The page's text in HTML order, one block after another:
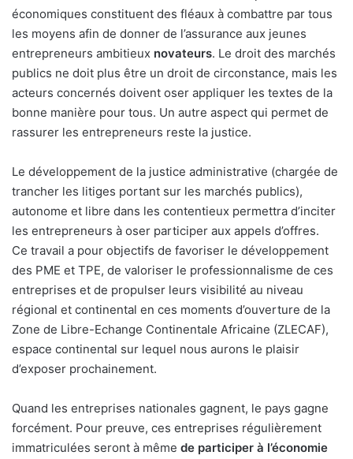
économiques constituent des fléaux à combattre par tous
les moyens afin de donner de l’assurance aux jeunes
entrepreneurs ambitieux novateurs. Le droit des marchés
publics ne doit plus être un droit de circonstance, mais les
acteurs concernés doivent oser appliquer les textes de la
bonne manière pour tous. Un autre aspect qui permet de
rassurer les entrepreneurs reste la justice.
Le développement de la justice administrative (chargée de
trancher les litiges portant sur les marchés publics),
autonome et libre dans les contentieux permettra d’inciter
les entrepreneurs à oser participer aux appels d’offres.
Ce travail a pour objectifs de favoriser le développement
des PME et TPE, de valoriser le professionnalisme de ces
entreprises et de propulser leurs visibilité au niveau
régional et continental en ces moments d’ouverture de la
Zone de Libre-Echange Continentale Africaine (ZLECAF),
espace continental sur lequel nous aurons le plaisir
d’exposer prochainement.
Quand les entreprises nationales gagnent, le pays gagne
forcément. Pour preuve, ces entreprises régulièrement
immatriculées seront à même de participer à l’économie